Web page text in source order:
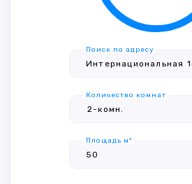
Поиск по адресу
Количество комнат
Площадь м²